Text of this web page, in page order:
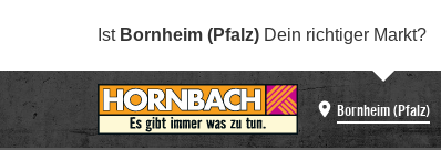
Ist Bornheim (Pfalz) Dein richtiger Markt?
Bornheim (Pfalz)